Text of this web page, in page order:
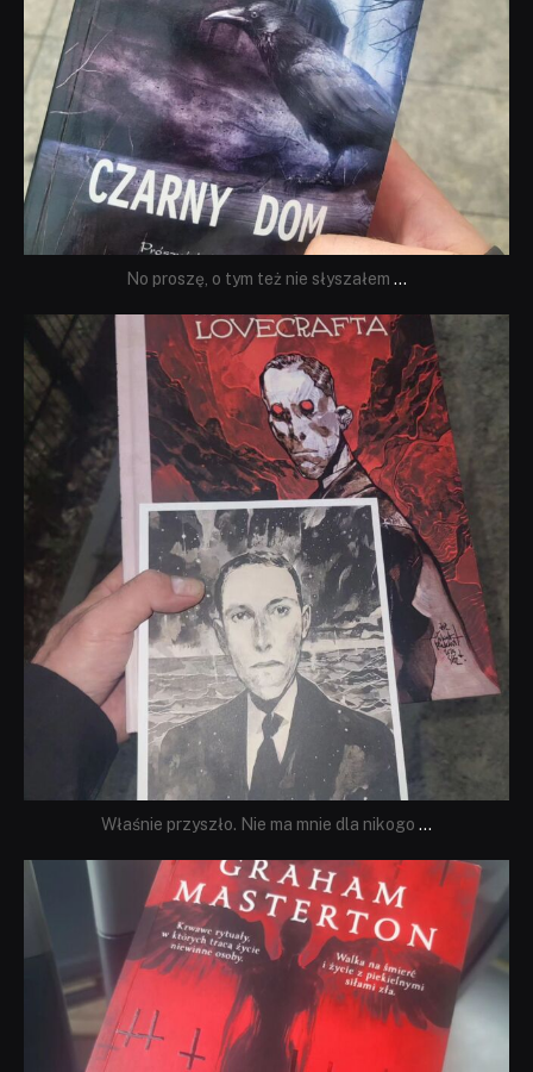
No proszę, o tym też nie słyszałem ...
dobryhorror
Wrz 19
Właśnie przyszło. Nie ma mnie dla nikogo ...
dobryhorror
Sie 23